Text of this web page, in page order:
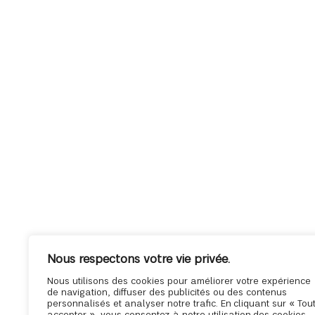
Nous respectons votre vie privée.
Nous utilisons des cookies pour améliorer votre expérience
de navigation, diffuser des publicités ou des contenus
personnalisés et analyser notre trafic. En cliquant sur « Tout